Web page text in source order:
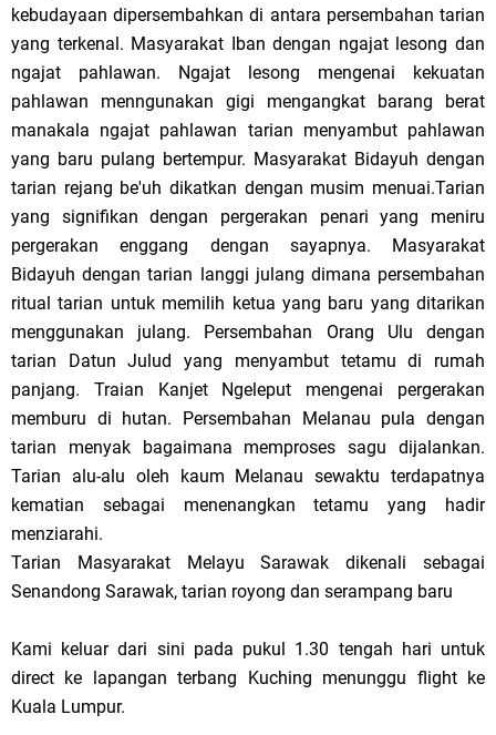
kebudayaan dipersembahkan di antara persembahan tarian
yang terkenal. Masyarakat Iban dengan ngajat lesong dan
ngajat pahlawan. Ngajat lesong mengenai kekuatan
pahlawan menngunakan gigi mengangkat barang berat
manakala ngajat pahlawan tarian menyambut pahlawan
yang baru pulang bertempur. Masyarakat Bidayuh dengan
tarian rejang be'uh dikatkan dengan musim menuai.Tarian
yang signifikan dengan pergerakan penari yang meniru
pergerakan enggang dengan sayapnya. Masyarakat
Bidayuh dengan tarian langgi julang dimana persembahan
ritual tarian untuk memilih ketua yang baru yang ditarikan
menggunakan julang. Persembahan Orang Ulu dengan
tarian Datun Julud yang menyambut tetamu di rumah
panjang. Traian Kanjet Ngeleput mengenai pergerakan
memburu di hutan. Persembahan Melanau pula dengan
tarian menyak bagaimana memproses sagu dijalankan.
Tarian alu-alu oleh kaum Melanau sewaktu terdapatnya
kematian sebagai menenangkan tetamu yang hadir
menziarahi.
Tarian Masyarakat Melayu Sarawak dikenali sebagai
Senandong Sarawak, tarian royong dan serampang baru
Kami keluar dari sini pada pukul 1.30 tengah hari untuk
direct ke lapangan terbang Kuching menunggu flight ke
Kuala Lumpur.